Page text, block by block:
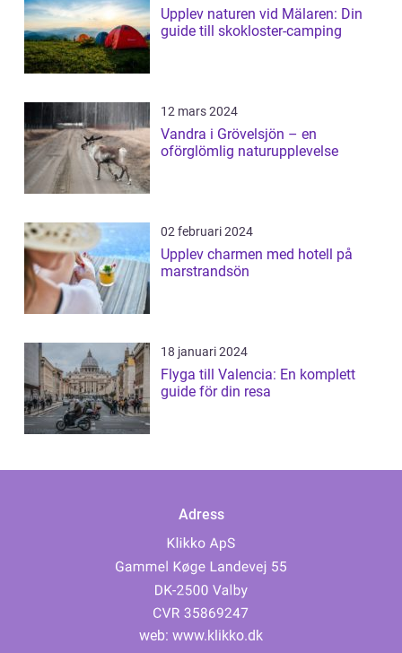
Upplev naturen vid Mälaren: Din
guide till skokloster-camping
12 mars 2024
Vandra i Grövelsjön – en
oförglömlig naturupplevelse
02 februari 2024
Upplev charmen med hotell på
marstrandsön
18 januari 2024
Flyga till Valencia: En komplett
guide för din resa
Adress
web: www.klikko.dk